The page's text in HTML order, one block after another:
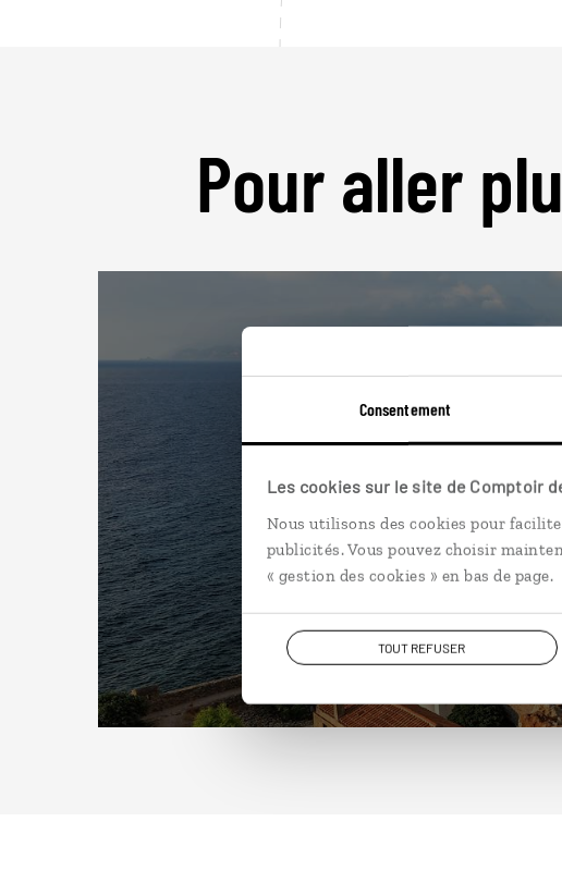
Consentement
Les cookies sur le site de Comptoir
Nous utilisons des cookies pour
publicités. Vous pouvez choisir
« gestion des cookies » en bas de page.
TOUT REFUSER
Pour aller